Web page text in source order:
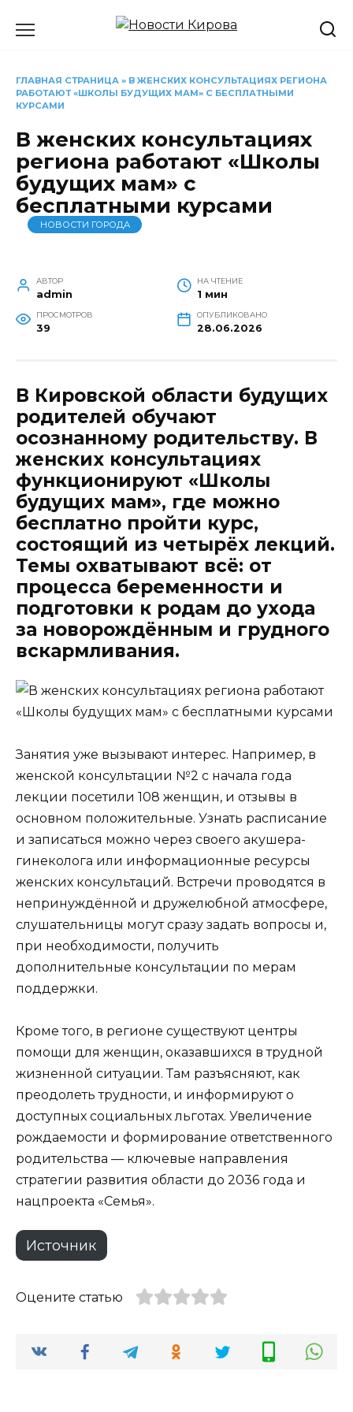
ГЛАВНАЯ СТРАНИЦА » В ЖЕНСКИХ КОНСУЛЬТАЦИЯХ РЕГИОНА
РАБОТАЮТ «ШКОЛЫ БУДУЩИХ МАМ» С БЕСПЛАТНЫМИ
КУРСАМИ
В женских консультациях
региона работают «Школы
будущих мам» с
бесплатными курсами
НОВОСТИ ГОРОДА
АВТОР
admin
НА ЧТЕНИЕ
1 мин
ПРОСМОТРОВ
39
ОПУБЛИКОВАНО
28.06.2026
В Кировской области будущих
родителей обучают
осознанному родительству. В
женских консультациях
функционируют «Школы
будущих мам», где можно
бесплатно пройти курс,
состоящий из четырёх лекций.
Темы охватывают всё: от
процесса беременности и
подготовки к родам до ухода
за новорождённым и грудного
вскармливания.
Занятия уже вызывают интерес. Например, в
женской консультации №2 с начала года
лекции посетили 108 женщин, и отзывы в
основном положительные. Узнать расписание
и записаться можно через своего акушера-
гинеколога или информационные ресурсы
женских консультаций. Встречи проводятся в
непринуждённой и дружелюбной атмосфере,
слушательницы могут сразу задать вопросы и,
при необходимости, получить
дополнительные консультации по мерам
поддержки.
Кроме того, в регионе существуют центры
помощи для женщин, оказавшихся в трудной
жизненной ситуации. Там разъясняют, как
преодолеть трудности, и информируют о
доступных социальных льготах. Увеличение
рождаемости и формирование ответственного
родительства — ключевые направления
стратегии развития области до 2036 года и
нацпроекта «Семья».
Источник
Оцените статью